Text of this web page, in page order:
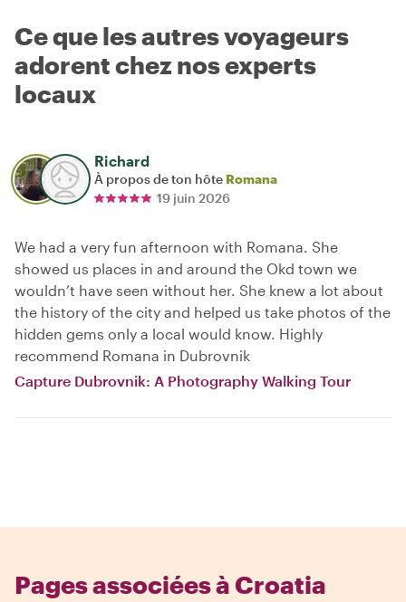
Ce que les autres voyageurs
adorent chez nos experts
locaux
Richard
À propos de ton hôte Romana
19 juin 2026
We had a very fun afternoon with Romana. She
showed us places in and around the Okd town we
wouldn’t have seen without her. She knew a lot about
the history of the city and helped us take photos of the
hidden gems only a local would know. Highly
recommend Romana in Dubrovnik
Capture Dubrovnik: A Photography Walking Tour
Pages associées à Croatia